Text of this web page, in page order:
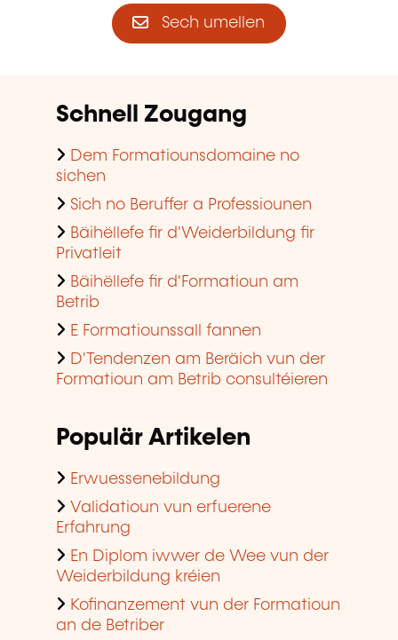
Sech umellen
Schnell Zougang
Dem Formatiounsdomaine no
sichen
Sich no Beruffer a Professiounen
Bäihëllefe fir d'Weiderbildung fir
Privatleit
Bäihëllefe fir d'Formatioun am
Betrib
E Formatiounssall fannen
D'Tendenzen am Beräich vun der
Formatioun am Betrib consultéieren
Populär Artikelen
Erwuessenebildung
Validatioun vun erfuerene
Erfahrung
En Diplom iwwer de Wee vun der
Weiderbildung kréien
Kofinanzement vun der Formatioun
an de Betriber